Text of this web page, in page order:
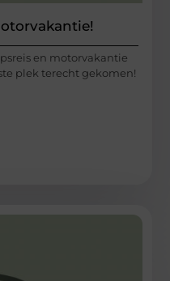
en motorvakantie
plek terecht gekomen!